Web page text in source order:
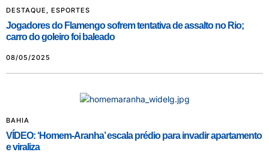
DESTAQUE , ESPORTES
Jogadores do Flamengo sofrem tentativa de assalto no Rio;
carro do goleiro foi baleado
08/05/2025
BAHIA
VÍDEO: ‘Homem-Aranha’ escala prédio para invadir apartamento
e viraliza